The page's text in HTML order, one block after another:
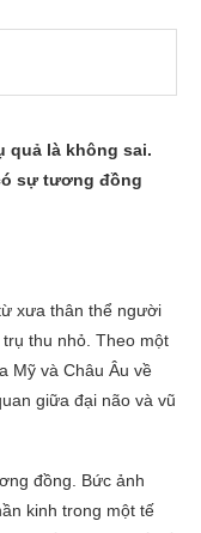
quả là không sai.
sự tương đồng
xưa thân thể người
thu nhỏ. Theo một
Mỹ và Châu Âu về
giữa đại não và vũ
đồng. Bức ảnh
kinh trong một tế